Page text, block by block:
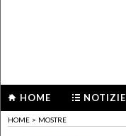
HOME NOTIZIE
HOME > MOSTRE